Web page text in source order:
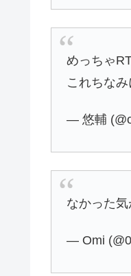
めっちゃ
これちな
— 悠輔
なかった気
— Omi